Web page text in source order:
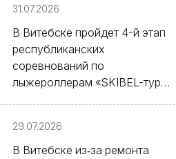
31.07.2026
В Витебске пройдет 4-й этап
республиканских
соревнований по
лыжероллерам «SKIBEL-тур
29.07.2026
В Витебске из‑за ремонта